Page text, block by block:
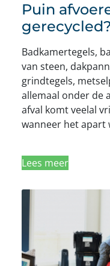
Puin
gerecycled?
Badkamertegels,
van steen,
grindtegels,
allemaal onder de
afval komt veelal
wanneer het
Lees meer